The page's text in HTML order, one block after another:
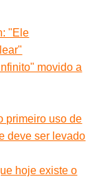
"Ele
movido a
primeiro uso de
deve ser levado
hoje existe o